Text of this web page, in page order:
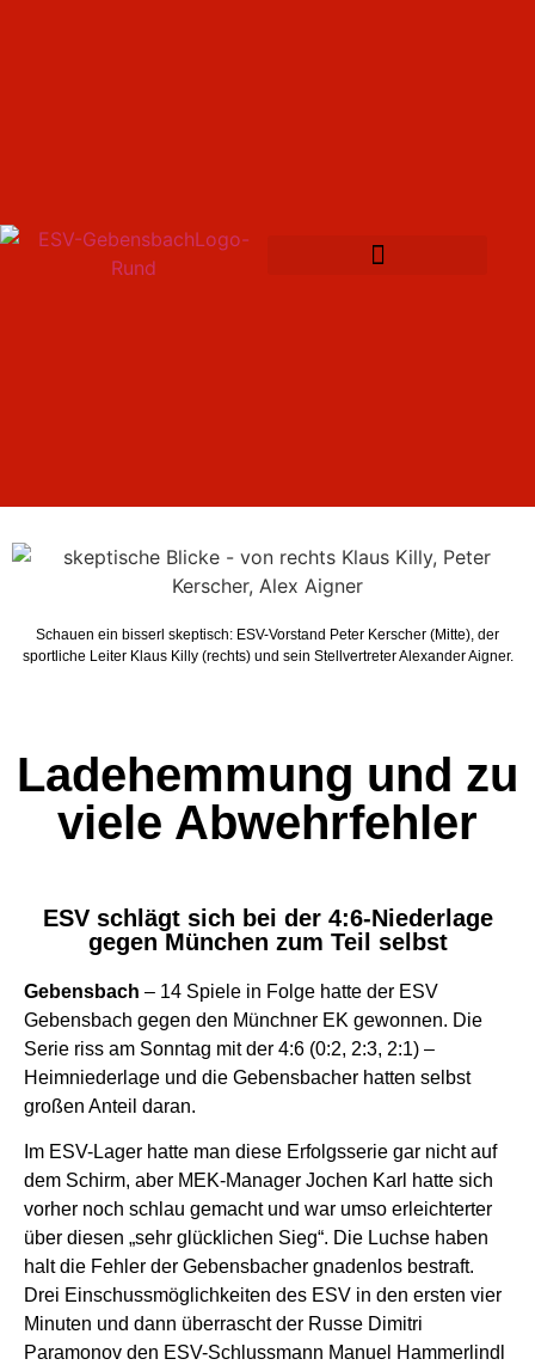
Schauen ein bisserl skeptisch: ESV-Vorstand Peter Kerscher (Mitte), der
sportliche Leiter Klaus Killy (rechts) und sein Stellvertreter Alexander Aigner.
Ladehemmung und zu
viele Abwehrfehler
ESV schlägt sich bei der 4:6-Niederlage
gegen München zum Teil selbst
Gebensbach – 14 Spiele in Folge hatte der ESV
Gebensbach gegen den Münchner EK gewonnen. Die
Serie riss am Sonntag mit der 4:6 (0:2, 2:3, 2:1) –
Heimniederlage und die Gebensbacher hatten selbst
großen Anteil daran.
Im ESV-Lager hatte man diese Erfolgsserie gar nicht auf
dem Schirm, aber MEK-Manager Jochen Karl hatte sich
vorher noch schlau gemacht und war umso erleichterter
über diesen „sehr glücklichen Sieg“. Die Luchse haben
halt die Fehler der Gebensbacher gnadenlos bestraft.
Drei Einschussmöglichkeiten des ESV in den ersten vier
Minuten und dann überrascht der Russe Dimitri
Paramonov den ESV-Schlussmann Manuel Hammerlindl